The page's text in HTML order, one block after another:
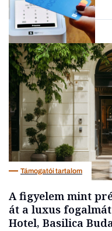
Autó
Támogatói tartalom
A figyelem mint
át a luxus
Hotel, Basilica